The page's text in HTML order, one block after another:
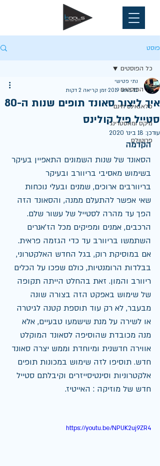
פוסט
כל הפוסטים
פלאגאינס חינם
מיקס ומאסטרינג
פרוטולס
כל הפוסטים
איך ליצור סאונד תופים שנות ה-80
סטייל פיל קולינס
נתי פטישי
12 באוג׳ 2019
זמן קריאה 2 דקות
עודכן: 18 בינו׳ 2020
הקדמה
הסאונד של שנות השמונים התאפיין בעיקר
בשימוש מאסיבי בריוורב ובעיקר
בריוורבים ארוכים, שמנים ובעלי נוכחות
שאי אפשר להתעלם ממנה, והסאונד הזה
הפך עד מהרה לסטייל של עשור שלם.
הרכבים, אמנים ומפיקים מכל הז'אנרים
השתמשו בריוורב עד כדי הגזמה פראית.
אם במוסיקת רוק, בגל החדש האלקטרוני,
בבלדות הרומנטיות, כולם שפכו על הכלים
ריוורב והמון. זאת בהחלט הייתה תקופה
של שימוש באפקט הזה בצורה שונה
מבעבר, לא רק עוד תוספת קטנה לגיטרה
או לשירה על מנת שישמעו טבעיים, אלא
מנה מכובדת שהוסיפה לסאונד המוקלט
אווירה חדשנית ומיוחדת וממש יצרה סאונד
חדש. תוסיפו לזה שימוש במכונות תופים
אלקטרוניות וסינטיסייזרים וקיבלתם סטייל
חדש של מוזיקה : האייטיז.
https://youtu.be/NPUK2uj9ZR4